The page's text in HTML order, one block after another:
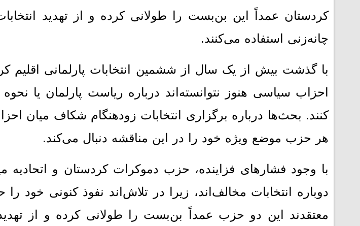
کردستان عمداً این بن‌بست را طولانی کرده و از تهدید انتخابات
چانه‌زنی استفاده می‌کنند.
احزاب سیاسی هنوز نتوانسته‌اند درباره ریاست پارلمان یا
کنند. بحث‌ها درباره برگزاری انتخابات زودهنگام شکاف میان
هر حزب موضع ویژه خود را در این مناقشه دنبال می‌کند.
با وجود فشارهای فزاینده، حزب دموکرات کردستان و اتحادیه
دوباره انتخابات مخالف‌اند، زیرا در تلاش‌اند نفوذ کنونی خود
معتقدند این دو حزب عمداً بن‌بست را طولانی کرده و از تهدید